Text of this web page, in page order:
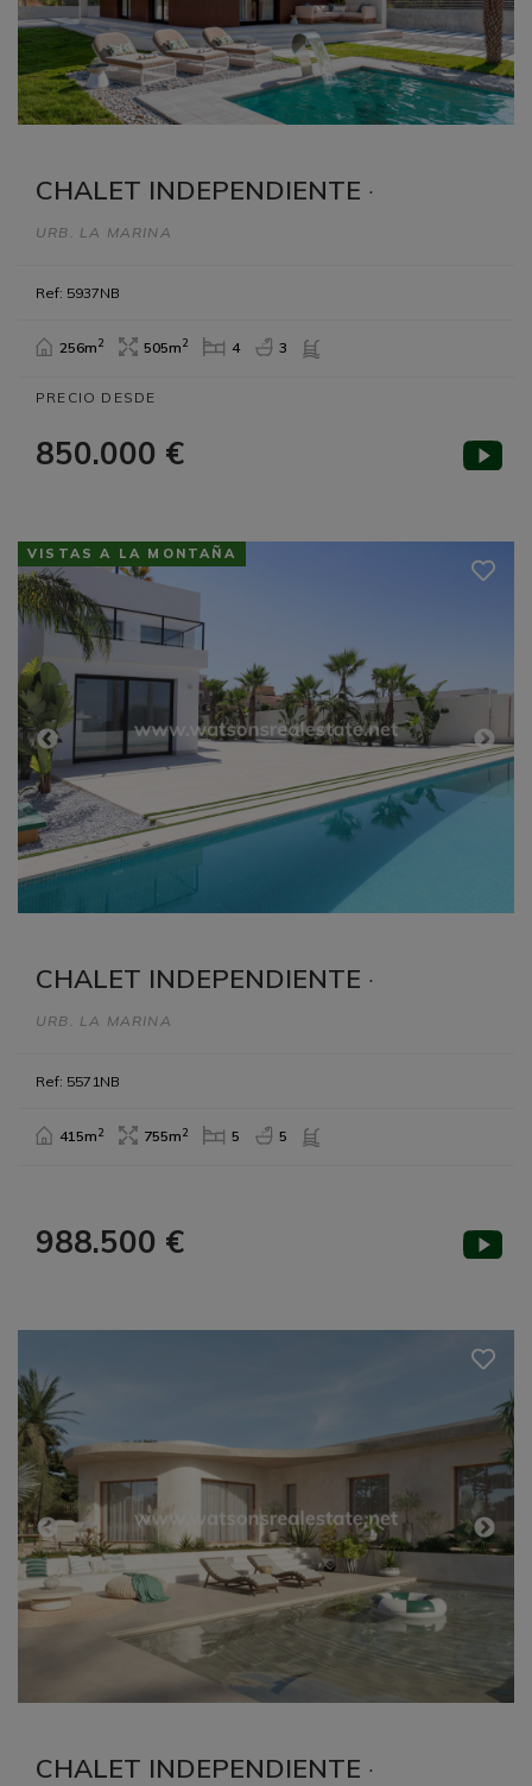
CHALET INDEPENDIENTE ·
URB. LA MARINA
Ref: 5937NB
256m2 505m2 4 3
PRECIO DESDE
850.000 €
VISTAS A LA MONTAÑA
CHALET INDEPENDIENTE ·
URB. LA MARINA
Ref: 5571NB
415m2 755m2 5 5
988.500 €
CHALET INDEPENDIENTE ·